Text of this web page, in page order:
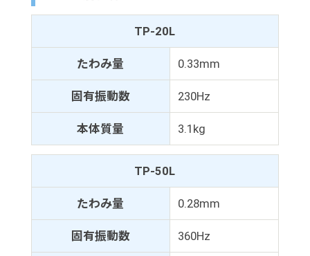
TP-20L
たわみ量 0.33mm
固有振動数 230Hz
本体質量 3.1kg
TP-50L
たわみ量 0.28mm
固有振動数 360Hz